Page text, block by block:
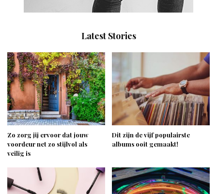
Latest Stories
Zo zorg jij ervoor dat jouw
voordeur net zo stijlvol als
veilig is
Dit zijn de vijf populairste
albums ooit gemaakt!